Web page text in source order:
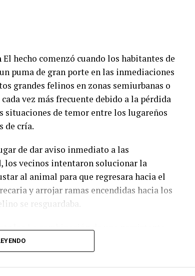
barrial
desarrolla de manera
Entre las iniciativas
acciones comunitarias (28,6%).
Fondo Municipal
El hecho comenzó cuando los habitantes de
puma de gran porte en las inmediaciones
grandes felinos en zonas semiurbanas o
vez más frecuente debido a la pérdida
situaciones de temor entre los lugareños
de cría.
de dar aviso inmediato a las
los vecinos intentaron solucionar la
al animal para que regresara hacia el
y arrojar ramas encendidas hacia los
se resguardaba.
La combinación de una persistente
material orgánico seco y las ráfagas de
desastre inmediato. Las llamas se
los esfuerzos de los lugareños por